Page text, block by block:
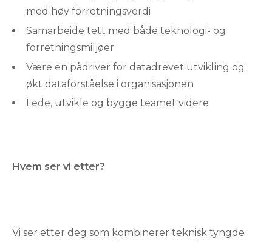
med høy forretningsverdi
Samarbeide tett med både teknologi- og
forretningsmiljøer
Være en pådriver for datadrevet utvikling og
økt dataforståelse i organisasjonen
Lede, utvikle og bygge teamet videre
Hvem ser vi etter?
Vi ser etter deg som kombinerer teknisk tyngde